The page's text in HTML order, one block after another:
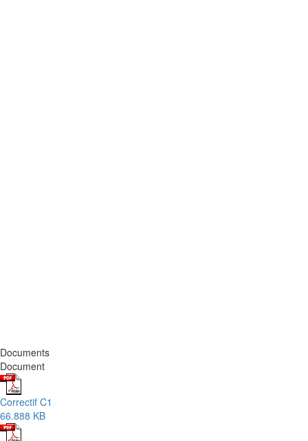
Documents
Document
Correctif C1
66.888 KB